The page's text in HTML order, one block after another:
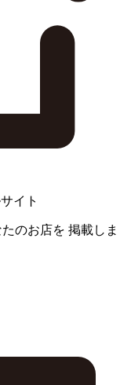
イト
たのお店を 掲載しま